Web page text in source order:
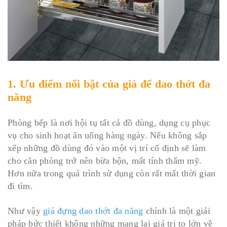
1. Ưu điểm nổi bật của giá để dao thớt đa
năng
Phòng bếp là nơi hội tụ tất cả đồ dùng, dụng cụ phục
vụ cho sinh hoạt ăn uống hàng ngày. Nếu không sắp
xếp những đồ dùng đó vào một vị trí cố định sẽ làm
cho căn phòng trở nên bừa bộn, mất tính thẩm mỹ.
Hơn nữa trong quá trình sử dụng còn rất mất thời gian
đi tìm.
Như vậy giá đựng dao thớt đa năng chính là một giải
pháp bức thiết không những mang lại giá trị to lớn về